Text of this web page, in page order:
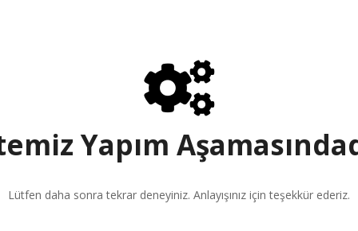
Yapım
Lütfen daha sonra tekrar deneyiniz. Anlayışınız için teşekkür ederiz.